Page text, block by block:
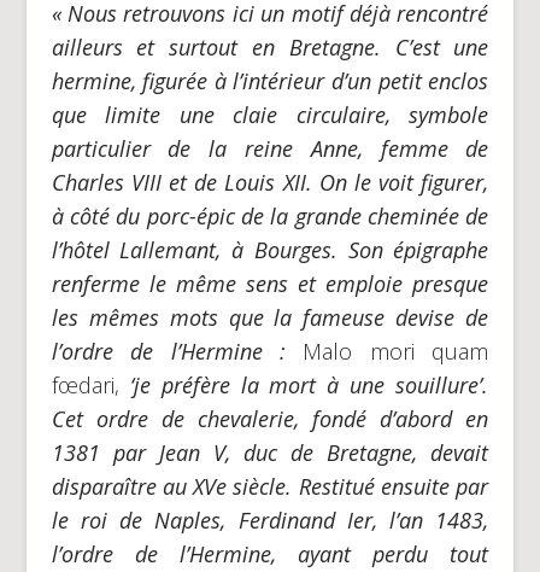
« Nous retrouvons ici un motif déjà rencontré
ailleurs et surtout en Bretagne. C’est une
hermine, figurée à l’intérieur d’un petit enclos
que limite une claie circulaire, symbole
particulier de la reine Anne, femme de
Charles VIII et de Louis XII. On le voit figurer,
à côté du porc-épic de la grande cheminée de
l’hôtel Lallemant, à Bourges. Son épigraphe
renferme le même sens et emploie presque
les mêmes mots que la fameuse devise de
l’ordre de l’Hermine : Malo mori quam
fœdari, ‘je préfère la mort à une souillure’.
Cet ordre de chevalerie, fondé d’abord en
1381 par Jean V, duc de Bretagne, devait
disparaître au XVe siècle. Restitué ensuite par
le roi de Naples, Ferdinand Ier, l’an 1483,
l’ordre de l’Hermine, ayant perdu tout